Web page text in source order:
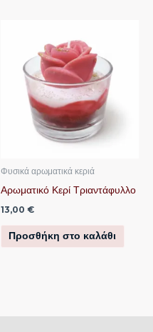
Φυσικά αρωματικά κεριά
Αρωματικό Κερί Τριαντάφυλλο
13,00 €
Προσθήκη στο καλάθι